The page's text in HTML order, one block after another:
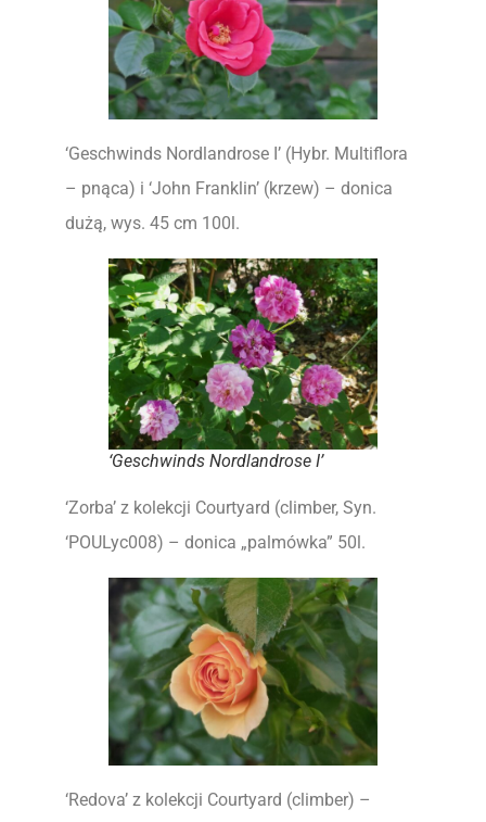
‘Geschwinds Nordlandrose I’ (Hybr. Multiflora
– pnąca) i ‘John Franklin’ (krzew) – donica
dużą, wys. 45 cm 100l.
‘Geschwinds Nordlandrose I’
‘Zorba’ z kolekcji Courtyard (climber, Syn.
‘POULyc008) – donica „palmówka” 50l.
‘Redova’ z kolekcji Courtyard (climber) –